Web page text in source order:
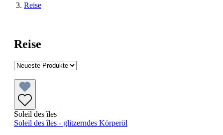
Reise
Reise
Soleil des îles
Soleil des îles - glitzerndes Körperöl